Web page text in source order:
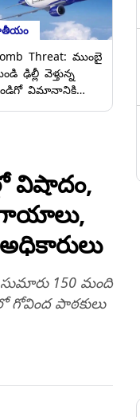
Threat: ముంబై
ఢిల్లీ వెళ్తున్న
విమానానికి
విధింపు
విషాదం,
గాయాలు,
సుమారు 150 మంది
పాఠ‌కులు